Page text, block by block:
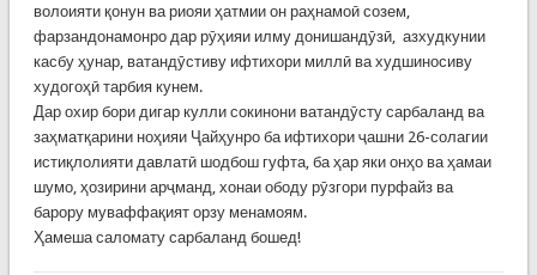
волоияти қонун ва риояи ҳатмии он раҳнамоӣ созем,
фарзандонамонро дар рӯҳияи илму донишандӯзӣ, азхудкунии
касбу ҳунар, ватандӯстиву ифтихори миллӣ ва худшиносиву
худогоҳӣ тарбия кунем.
Дар охир бори дигар кулли сокинони ватандӯсту сарбаланд ва
заҳматқарини ноҳияи Ҷайҳунро ба ифтихори ҷашни 26-солагии
истиқлолияти давлатӣ шодбош гуфта, ба ҳар яки онҳо ва ҳамаи
шумо, ҳозирини арҷманд, хонаи ободу рӯзгори пурфайз ва
барору муваффақият орзу менамоям.
Ҳамеша саломату сарбаланд бошед!